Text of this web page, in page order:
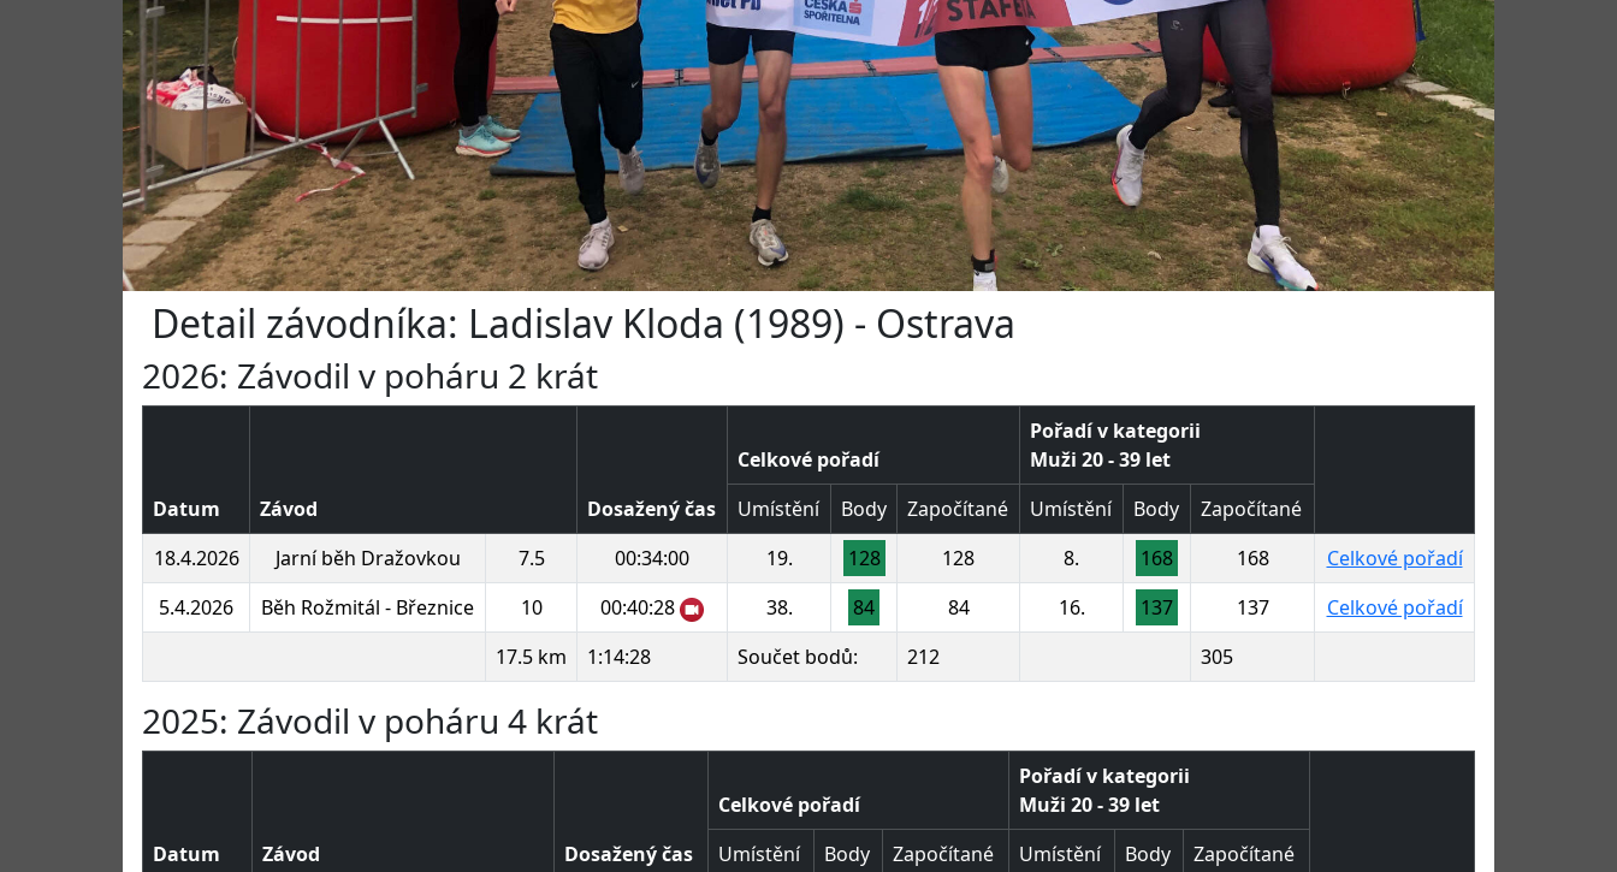
Detail závodníka: Ladislav Kloda (1989) - Ostrava
2026: Závodil v poháru 2 krát
Datum Závod Dosažený čas
Celkové pořadí
Pořadí v kategorii
Muži 20 - 39 let
Umístění
Body Započítané Umístění Body
Započítané
18.4.2026
Jarní běh Dražovkou 7.5 00:34:00 19. 128 128 8. 168 168
Celkové pořadí
5.4.2026
Běh Rožmitál - Březnice 10 00:40:28 38. 84 84 16. 137 137
Celkové pořadí
17.5 km
1:14:28 Součet bodů: 212 305
2025: Závodil v poháru 4 krát
Datum Závod Dosažený čas
Celkové pořadí
Pořadí v kategorii
Muži 20 - 39 let
Umístění
Body Započítané Umístění Body
Započítané